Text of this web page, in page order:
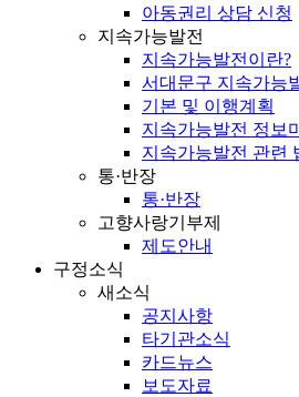
아동권리 상담 신청
지속가능발전
지속가능발전이란?
서대문구 지속가능
기본 및 이행계획
지속가능발전 정보
지속가능발전 관련
통·반장
통·반장
고향사랑기부제
제도안내
구정소식
새소식
공지사항
타기관소식
카드뉴스
보도자료